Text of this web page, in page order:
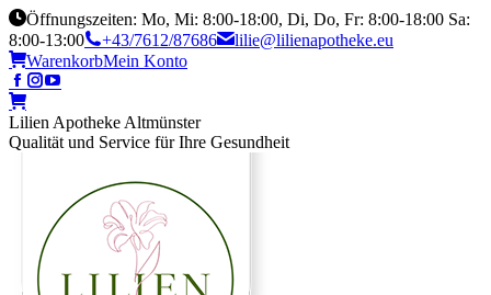
Öffnungszeiten: Mo, Mi: 8:00-18:00, Di, Do, Fr: 8:00-18:00 Sa:
8:00-13:00
+43/7612/87686
lilie@lilienapotheke.eu
WarenkorbMein Konto
Lilien Apotheke Altmünster
Qualität und Service für Ihre Gesundheit